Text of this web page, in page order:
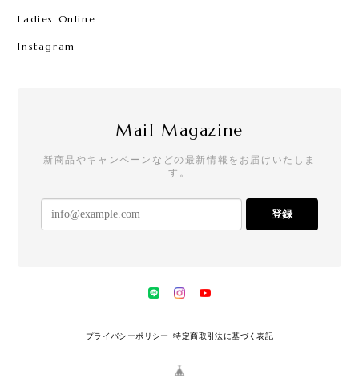
Ladies Online
Instagram
Mail Magazine
新商品やキャンペーンなどの最新情報をお届けいたしま
す。
登録
プライバシーポリシー 特定商取引法に基づく表記